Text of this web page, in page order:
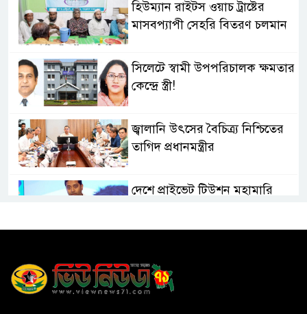
হিউম্যান রাইটস ওয়াচ ট্রাষ্টের
মাসবপ্যাপী সেহরি বিতরণ চলমান
সিলেটে স্বামী উপপরিচালক ক্ষমতার
কেন্দ্রে স্ত্রী!
জ্বালানি উৎসের বৈচিত্র্য নিশ্চিতের
তাগিদ প্রধানমন্ত্রীর
দেশে প্রাইভেট টিউশন মহামারি
মাধবপুর ডিবির অভিযানে ৬০ কেজি
গাঁজা উদ্ধার